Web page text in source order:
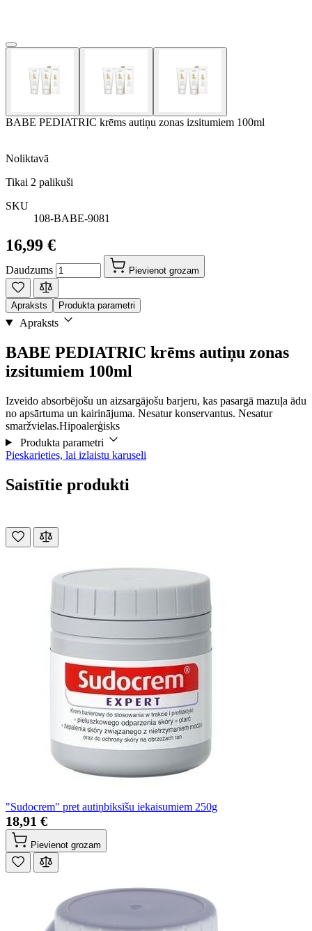
BABE PEDIATRIC krēms autiņu zonas izsitumiem 100ml
Noliktavā
Tikai 2 palikuši
SKU
108-BABE-9081
16,99 €
Daudzums Pievienot grozam
Apraksts Produkta parametri
Apraksts
BABE PEDIATRIC krēms autiņu zonas
izsitumiem 100ml
Izveido absorbējošu un aizsargājošu barjeru, kas pasargā mazuļa ādu
no apsārtuma un kairinājuma. Nesatur konservantus. Nesatur
smaržvielas.Hipoalerģisks
Produkta parametri
Pieskarieties, lai izlaistu karuseli
Saistītie produkti
"Sudocrem" pret autiņbiksīšu iekaisumiem 250g
18,91 €
Pievienot grozam